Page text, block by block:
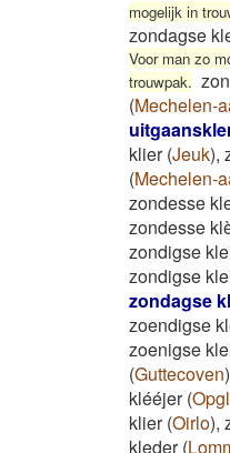
mogelijk in
zondagse
Voor man zo
trouwpak.
(Mechelen-
klier(Jeuk),
(Mechelen-
zondesse
zondesse
zondigse
zondigse
zondagse
zoendigse
zoenigse
(Guttecoven)
klééjer(
klier(Oirlo),
kleder(